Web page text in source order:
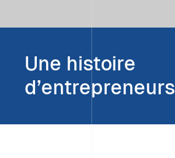
Une histoire
d’entrepreneurs